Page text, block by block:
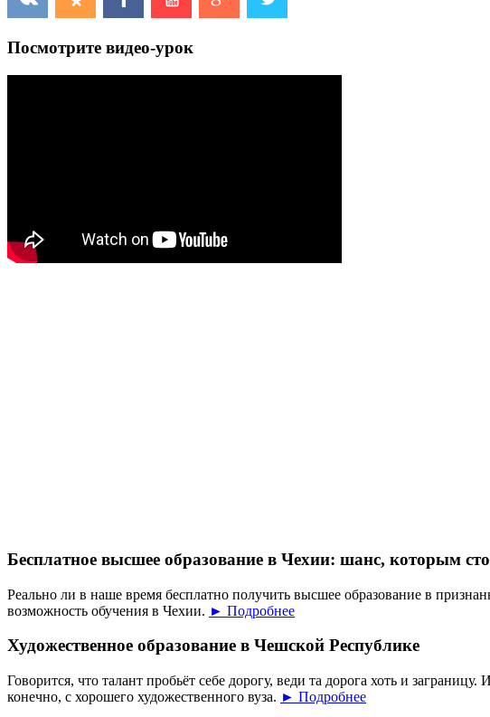
Посмотрите видео-урок
Бесплатное высшее образование в Чехии: шанс, которым
Реально ли в наше время бесплатно получить высшее образование в
возможность обучения в Чехии. ► Подробнее
Художественное образование в Чешской Республике
Говорится, что талант пробьёт себе дорогу, веди та дорога хоть и
конечно, с хорошего художественного вуза. ► Подробнее